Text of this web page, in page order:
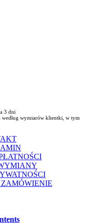
3 dni
wymiarów klientki, w tym